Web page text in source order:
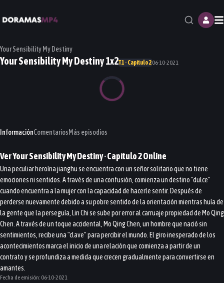
Your Sensibility My Destiny
Your Sensibility My Destiny 1x2T1 · Capítulo 206-10-2021
InformaciónComentariosMás episodios
VerYour Sensibility My Destiny· Capítulo2Online
Una peculiar heroína jianghu se encuentra con un señor solitario que no tiene
emociones ni sentidos. A través de una confusión, comienza un destino "dulce"
cuando encuentra a la mujer con la capacidad de hacerle sentir. Después de
perderse nuevamente debido a su pobre sentido de la orientación mientras huía de
la gente que la perseguía, Lin Chi se sube por error al carruaje propiedad de Mo Qing
Chen. A través de un toque accidental, Mo Qing Chen, un hombre que nació sin
sentimientos, recibe una "clave" para percibir el mundo. El giro inesperado de los
acontecimientos marca el inicio de una relación que comienza a partir de un
contrato y se profundiza a medida que crecen gradualmente para convertirse en
amantes.
Fecha de emisión: 06-10-2021